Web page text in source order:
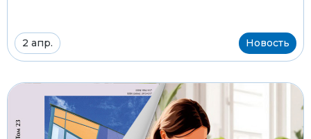
2 апр. Новость